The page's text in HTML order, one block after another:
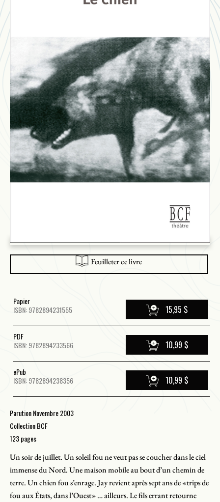
Feuilleter ce livre
Papier
ISBN: 9782894231555
15,95 $
PDF
ISBN: 9782894233566
10,99 $
ePub
ISBN: 9782894238356
10,99 $
Parution Novembre 2003
Collection BCF
123 pages
Un soir de juillet. Un soleil fou ne veut pas se coucher dans le ciel
immense du Nord. Une maison mobile au bout d’un chemin de
terre. Un chien fou s’enrage. Jay revient après sept ans de «trips de
fou aux États, dans l’Ouest» … ailleurs. Le ﬁls errant retourne